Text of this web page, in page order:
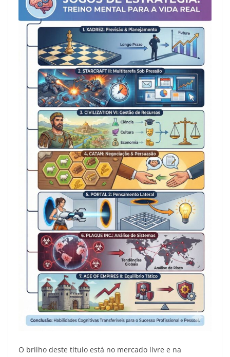
O brilho deste título está no mercado livre e na